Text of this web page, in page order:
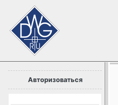
Авторизоваться